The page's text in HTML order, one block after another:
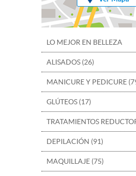
LO MEJOR EN BELLEZA
ALISADOS (26)
MANICURE Y PEDICURE
GLÚTEOS (17)
TRATAMIENTOS
DEPILACIÓN (91)
MAQUILLAJE (75)